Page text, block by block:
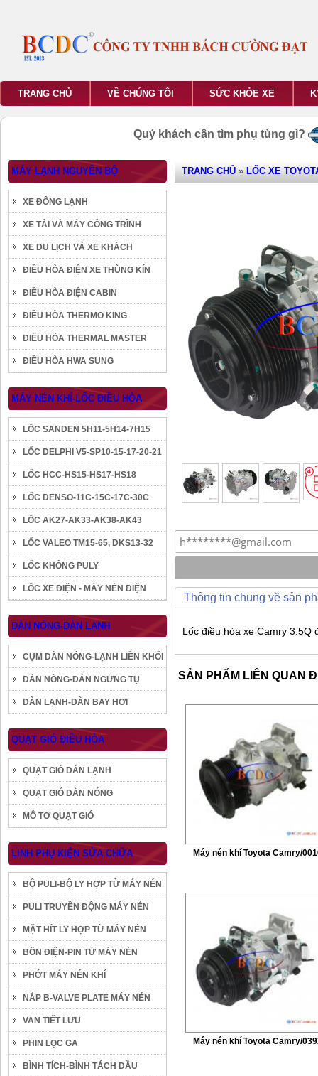
TRANG CHỦ VỀ CHÚNG TÔI SỨC KHỎE XE
Quý khách cần tìm phụ tùng gì?
MÁY LẠNH NGUYÊN BỘ
XE ĐÔNG LẠNH
XE TẢI VÀ MÁY CÔNG TRÌNH
XE DU LỊCH VÀ XE KHÁCH
ĐIỀU HÒA ĐIỆN XE THÙNG KÍN
ĐIỀU HÒA ĐIỆN CABIN
ĐIỀU HÒA THERMO KING
ĐIỀU HÒA THERMAL MASTER
ĐIỀU HÒA HWA SUNG
MÁY NÉN KHÍ-LỐC ĐIỀU HÒA
LỐC SANDEN 5H11-5H14-7H15
LỐC DELPHI V5-SP10-15-17-20-21
LỐC HCC-HS15-HS17-HS18
LỐC DENSO-11C-15C-17C-30C
LỐC AK27-AK33-AK38-AK43
LỐC VALEO TM15-65, DKS13-32
LỐC KHÔNG PULY
LỐC XE ĐIỆN - MÁY NÉN ĐIỆN
DÀN NÓNG-DÀN LẠNH
CỤM DÀN NÓNG-LẠNH LIỀN KHỐI
DÀN NÓNG-DÀN NGƯNG TỤ
DÀN LẠNH-DÀN BAY HƠI
QUẠT GIÓ ĐIỀU HÒA
QUẠT GIÓ DÀN LẠNH
QUẠT GIÓ DÀN NÓNG
MÔ TƠ QUẠT GIÓ
LINH PHỤ KIỆN SỬA CHỮA
BỘ PULI-BỘ LY HỢP TỪ MÁY NÉN
PULI TRUYỀN ĐỘNG MÁY NÉN
MẶT HÍT LY HỢP TỪ MÁY NÉN
BÔN ĐIỆN-PIN TỪ MÁY NÉN
PHỚT MÁY NÉN KHÍ
NẮP B-VALVE PLATE MÁY NÉN
VAN TIẾT LƯU
PHIN LỌC GA
BÌNH TÍCH-BÌNH TÁCH DẦU
TRANG CHỦ » LỐC XE
Thông tin chung về sản
Lốc điều hòa xe Camry 3.5Q
SẢN PHẨM LIÊN QUAN
Máy nén khí Toyota Camry/
Máy nén khí Toyota Camry/